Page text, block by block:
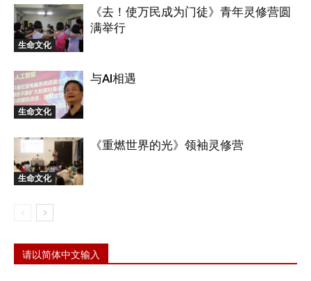
生命文化
《去！使万民成为门徒》青年灵修营圆
满举行
生命文化
与AI相遇
生命文化
《重燃世界的光》领袖灵修营
请以简体中文输入